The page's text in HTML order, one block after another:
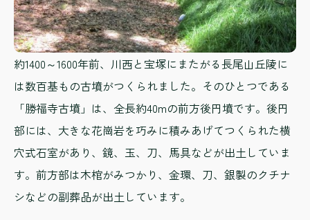
約1400～1600年前、川西と宝塚にまたがる長尾山丘陵に
は数百基もの古墳がつくられました。そのひとつである
「勝福寺古墳」は、全長約40mの前方後円墳です。後円
部には、大きな花崗岩を巧みに積みあげてつくられた横
穴式石室があり、鏡、玉、刀、馬具などが出土していま
す。前方部は木棺がみつかり、金環、刀、銀製のクチナ
シなどの副葬品が出土しています。